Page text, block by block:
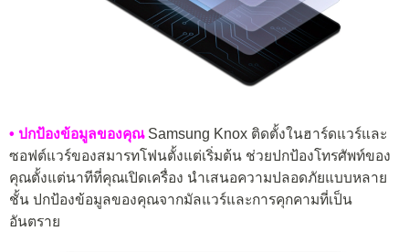
• ปกป้องข้อมูลของคุณSamsung Knox ติดตั้งในฮาร์ดแวร์และ
ซอฟต์แวร์ของสมารทโฟนตั้งแต่เริ่มต้น ช่วยปกป้องโทรศัพท์ของ
คุณตั้งแต่นาทีที่คุณเปิดเครื่อง นำเสนอความปลอดภัยแบบหลาย
ชั้น ปกป้องข้อมูลของคุณจากมัลแวร์และการคุกคามที่เป็น
อันตราย